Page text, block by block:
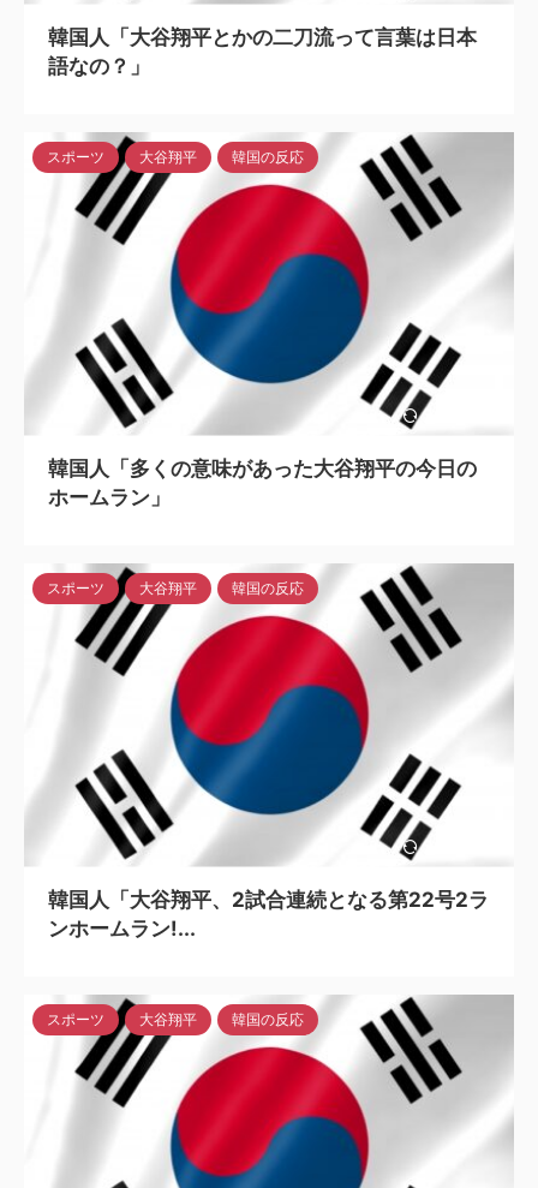
韓国人「大谷翔平とかの二刀流って言葉は日本
語なの？」
2024/5/6
スポーツ 大谷翔平 韓国の反応
韓国人「多くの意味があった大谷翔平の今日の
ホームラン」
2024/5/6
スポーツ 大谷翔平 韓国の反応
韓国人「大谷翔平、2試合連続となる第22号2ラ
ンホームラン!...
スポーツ 大谷翔平 韓国の反応